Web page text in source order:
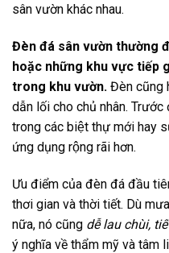
sân vườn khác nhau.
Đèn đá sân vườn thường
hoặc những khu vực tiếp
trong khu vườn. Đèn cũng
dẫn lối cho chủ nhân.
trong các biệt thự mới hay
ứng dụng rộng rãi hơn.
Ưu điểm của đèn đá đầu
thơi gian và thời tiết. Dù
nữa, nó cũng dễ lau chùi,
ý nghĩa về thẩm mỹ và tâm